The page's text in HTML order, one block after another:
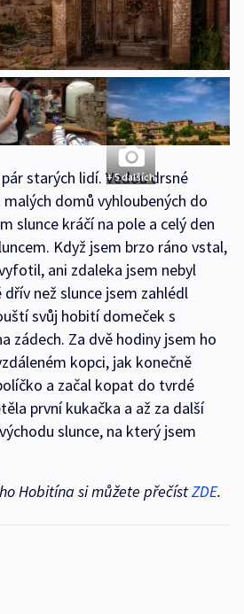
+ 5 dalších
starých lidí. Vedou drsné
domů vyhloubených do
slunce kráčí na pole a celý den
Když jsem brzo ráno vstal,
ani zdaleka jsem nebyl
než slunce jsem zahlédl
svůj hobití domeček s
zádech. Za dvě hodiny jsem ho
kopci, jak konečně
a začal kopat do tvrdé
první kukačka a až za další
slunce, na který jsem
Hobitína si můžete přečístZDE.